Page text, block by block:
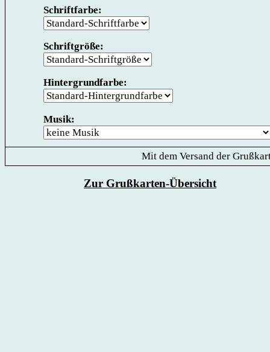
Schriftfarbe:
Schriftgröße:
Hintergrundfarbe:
Musik:
Mit dem Versand der
Zur Grußkarten-Übersicht